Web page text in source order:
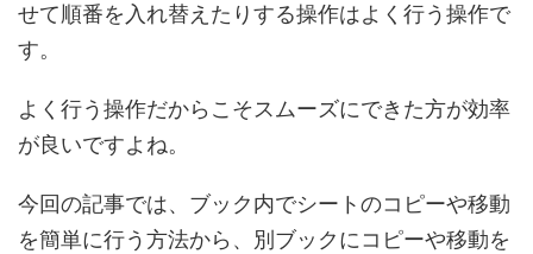
せて順番を入れ替えたりする操作はよく行う操作で
す。
よく行う操作だからこそスムーズにできた方が効率
が良いですよね。
今回の記事では、ブック内でシートのコピーや移動
を簡単に行う方法から、別ブックにコピーや移動を